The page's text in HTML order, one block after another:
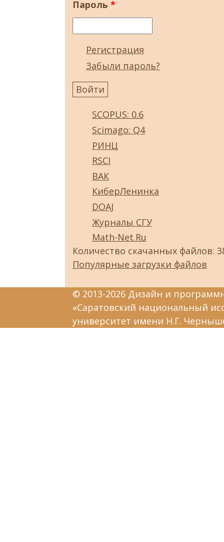
Пароль *
Регистрация
Забыли пароль?
SCOPUS: 0.6
Scimago: Q4
РИНЦ
RSCI
ВАК
КиберЛенинка
DOAJ
Журналы СГУ
Math-Net.Ru
Количество скачанных файлов:
Популярные загрузки файлов
© 2013-2026 Дизайн и
«Саратовский национальный
университет имени Н.Г.